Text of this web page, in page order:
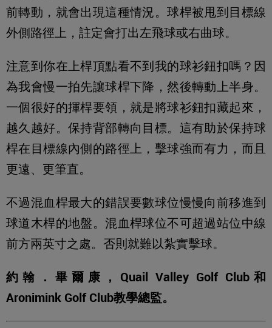
前轉動，就會出現這種情況。球桿被甩到目標線
外側路徑上，註定會打出左飛球或右曲球。
注意到你在上桿頂點看不到我的球衫鈕扣嗎？因
為我會慢一拍先讓球桿下降，然後轉動上半身。
一個很好的揮桿要領，就是將球衫鈕扣藏起來，
越久越好。保持背部轉向目標。這有助於保持球
桿在目標線內側的路徑上，擊球強而有力，而且
更遠、更筆直。
不過混血桿最大的錯誤要數球位慢慢向前移進到
球道木桿的地盤。混血桿球位不可超過站位中線
前方兩英寸之處。否則就難以紮實擊球。
約翰．畢爾康，Quail Valley Golf Club和
Aronimink Golf Club教學總監。